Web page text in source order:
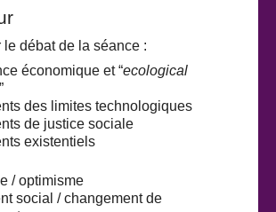
le débat de la séance :
économique et “ecological
”
des limites technologiques
de justice sociale
existentiels
/ optimisme
social / changement de